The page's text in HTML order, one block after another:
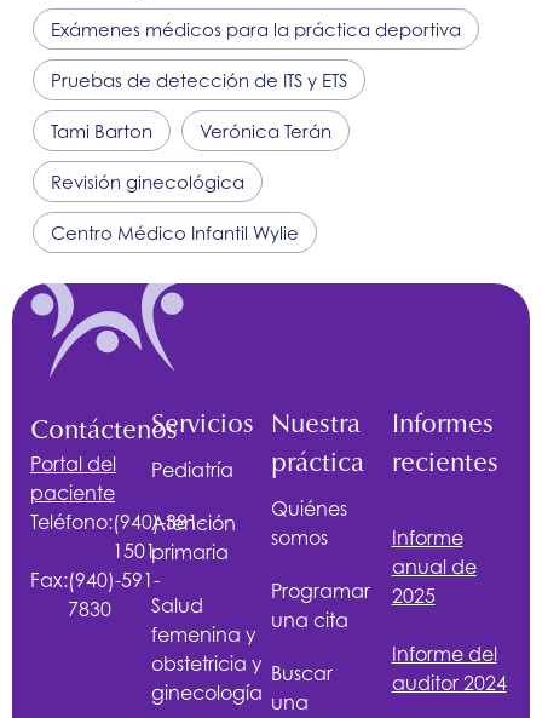
Exámenes médicos para la práctica deportiva
Pruebas de detección de ITS y ETS
Tami Barton Verónica Terán
Revisión ginecológica
Centro Médico Infantil Wylie
Contáctenos
Portal del
paciente
Teléfono:(940)-381-
1501
Fax:(940)-591-
7830
Servicios
Pediatría
Atención
primaria
Salud
femenina y
obstetricia y
ginecología
Nuestra
práctica
Quiénes
somos
Programar
una cita
Buscar
una
Informes
recientes
Informe
anual de
2025
Informe del
auditor 2024